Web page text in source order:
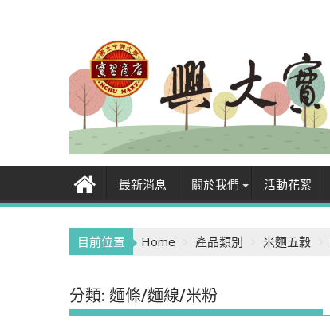
最新消息 關於我們 活動花絮
目前位置 Home 產品類別 米麵五穀
分類: 麵條/麵線/米粉